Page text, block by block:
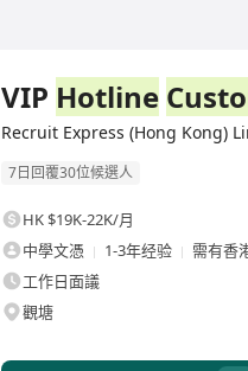
VIP Hotline
Recruit Express (Hong Kong)
7日回覆30位候選人
HK $19K-22K/月
中學文憑
1-3年经验
需有香
工作日面議
觀塘